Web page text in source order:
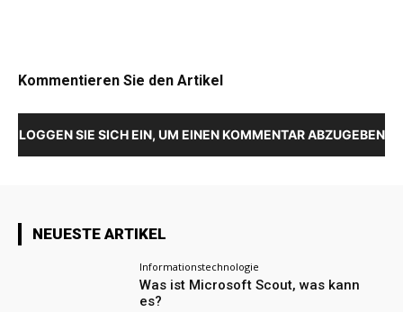
Kommentieren Sie den Artikel
LOGGEN SIE SICH EIN, UM EINEN KOMMENTAR ABZUGEBEN
NEUESTE ARTIKEL
Informationstechnologie
Was ist Microsoft Scout, was kann
es?